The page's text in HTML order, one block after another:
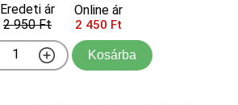
Eredeti ár
2 950 Ft
Online ár
2 450 Ft
Kosárba